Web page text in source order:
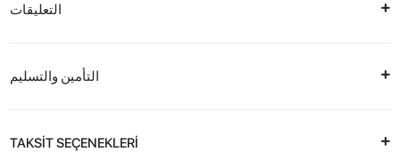
التعليقات
التأمين والتسليم
TAKSİT SEÇENEKLERİ